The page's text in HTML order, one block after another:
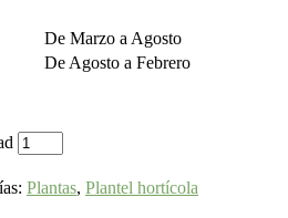
De Marzo a Agosto
De Agosto a Febrero
Plantas, Plantel hortícola